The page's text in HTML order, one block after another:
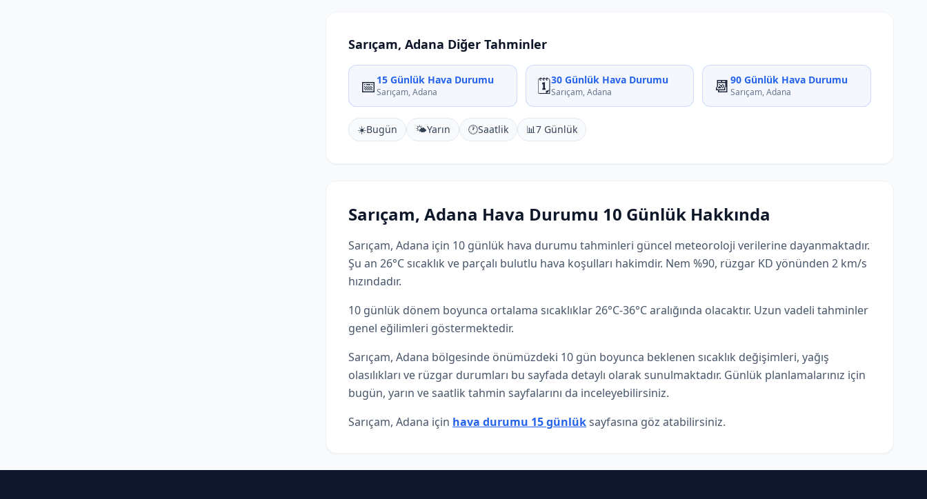
Sarıçam, Adana Diğer Tahminler
📅 15 Günlük Hava Durumu
Sarıçam, Adana 🗓️30 Günlük Hava Durumu
Sarıçam, Adana 📆90 Günlük Hava Durumu
Sarıçam, Adana
☀️Bugün 🌤️Yarın 🕐Saatlik 📊7 Günlük
Sarıçam, Adana Hava Durumu 10 Günlük Hakkında
Sarıçam, Adana için 10 günlük hava durumu tahminleri güncel meteoroloji verilerine dayanmaktadır.
Şu an 26°C sıcaklık ve parçalı bulutlu hava koşulları hakimdir. Nem %90, rüzgar KD yönünden 2 km/s
hızındadır.
10 günlük dönem boyunca ortalama sıcaklıklar 26°C-36°C aralığında olacaktır. Uzun vadeli tahminler
genel eğilimleri göstermektedir.
Sarıçam, Adana bölgesinde önümüzdeki 10 gün boyunca beklenen sıcaklık değişimleri, yağış
olasılıkları ve rüzgar durumları bu sayfada detaylı olarak sunulmaktadır. Günlük planlamalarınız için
bugün, yarın ve saatlik tahmin sayfalarını da inceleyebilirsiniz.
Sarıçam, Adana için hava durumu 15 günlüksayfasına göz atabilirsiniz.